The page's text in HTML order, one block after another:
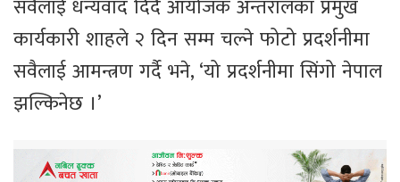
सवैलाई धन्यवाद दिंदै आयोजक अन्तरालका प्रमुख
कार्यकारी शाहले २ दिन सम्म चल्ने फोटो प्रदर्शनीमा
सवैलाई आमन्त्रण गर्दै भने, ‘यो प्रदर्शनीमा सिंगो नेपाल
झल्किनेछ ।’